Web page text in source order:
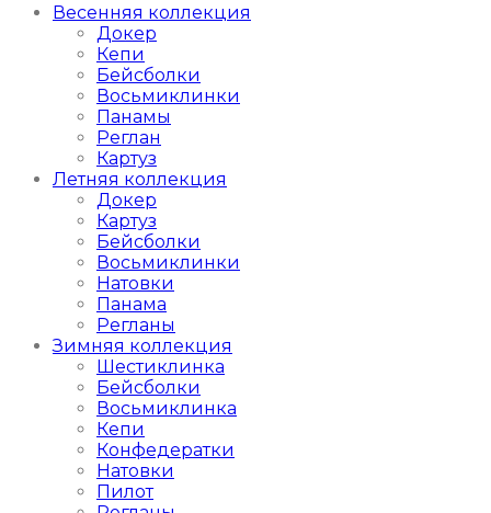
Весенняя коллекция
Докер
Кепи
Бейсболки
Восьмиклинки
Панамы
Реглан
Картуз
Летняя коллекция
Докер
Картуз
Бейсболки
Восьмиклинки
Натовки
Панама
Регланы
Зимняя коллекция
Шестиклинка
Бейсболки
Восьмиклинка
Кепи
Конфедератки
Натовки
Пилот